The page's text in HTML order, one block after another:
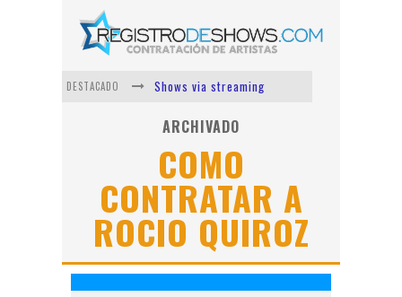
DESTACADO
Shows via streaming
Lit Killah
Nicki Nicole
Duki
Vi Em
Los Ángeles Azules
ARCHIVADO
COMO
CONTRATAR A
ROCIO QUIROZ